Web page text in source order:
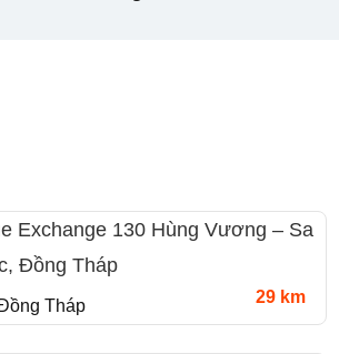
Exchange 130 Hùng Vương – Sa
Đồng Tháp
Tháp 29 km